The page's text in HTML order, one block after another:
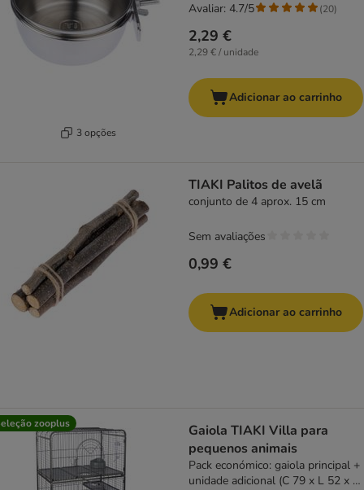
3 opções
2,29 €
2,29 € / unidade
Avaliar: 4.7/5 (20)
Adicionar ao carrinho
TIAKI Palitos de avelã
conjunto de 4 aprox. 15 cm
0,99 €
Sem avaliações
Adicionar ao carrinho
zooplus
Gaiola TIAKI Villa para
pequenos animais
Pack económico: gaiola principal +
unidade adicional (C 79 x L 52 x A